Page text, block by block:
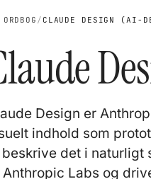
/ CLAUDE DESIGN (AI-
Design er
indhold som
det i naturligt
Labs og